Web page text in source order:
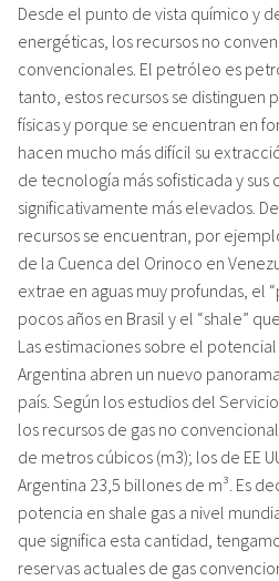
Desde el punto de vista químico y
energéticas, los recursos no
convencionales. El petróleo es
tanto, estos recursos se distinguen
físicas y porque se encuentran en
hacen mucho más difícil su
de tecnología más sofisticada y
significativamente más elevados.
recursos se encuentran, por
de la Cuenca del Orinoco en
extrae en aguas muy profundas, el
pocos años en Brasil y el “shale”
Las estimaciones sobre el
Argentina abren un nuevo
país. Según los estudios del
los recursos de gas no
de metros cúbicos (m3); los de EE
Argentina 23,5 billones de m³. Es
potencia en shale gas a nivel
que significa esta cantidad,
reservas actuales de gas